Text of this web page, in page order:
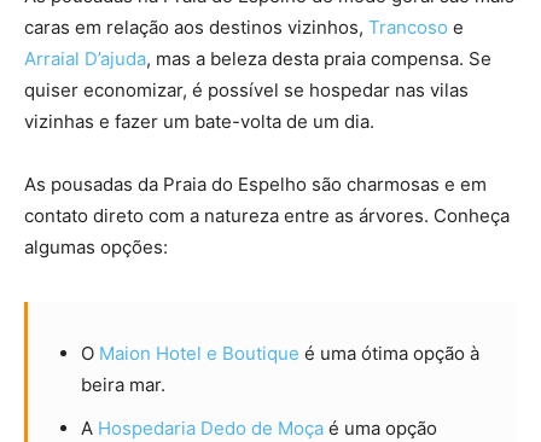
caras em relação aos destinos vizinhos, Trancoso e
Arraial D’ajuda, mas a beleza desta praia compensa. Se
quiser economizar, é possível se hospedar nas vilas
vizinhas e fazer um bate-volta de um dia.
As pousadas da Praia do Espelho são charmosas e em
contato direto com a natureza entre as árvores. Conheça
algumas opções:
O Maion Hotel e Boutique é uma ótima opção à
beira mar.
A Hospedaria Dedo de Moça é uma opção